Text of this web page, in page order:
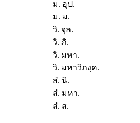
ม. อุป.
ม. ม.
วิ. จุล.
วิ. ภิ.
วิ. มหา.
วิ. มหาวิภงฺค.
สํ. นิ.
สํ. มหา.
สํ. ส.